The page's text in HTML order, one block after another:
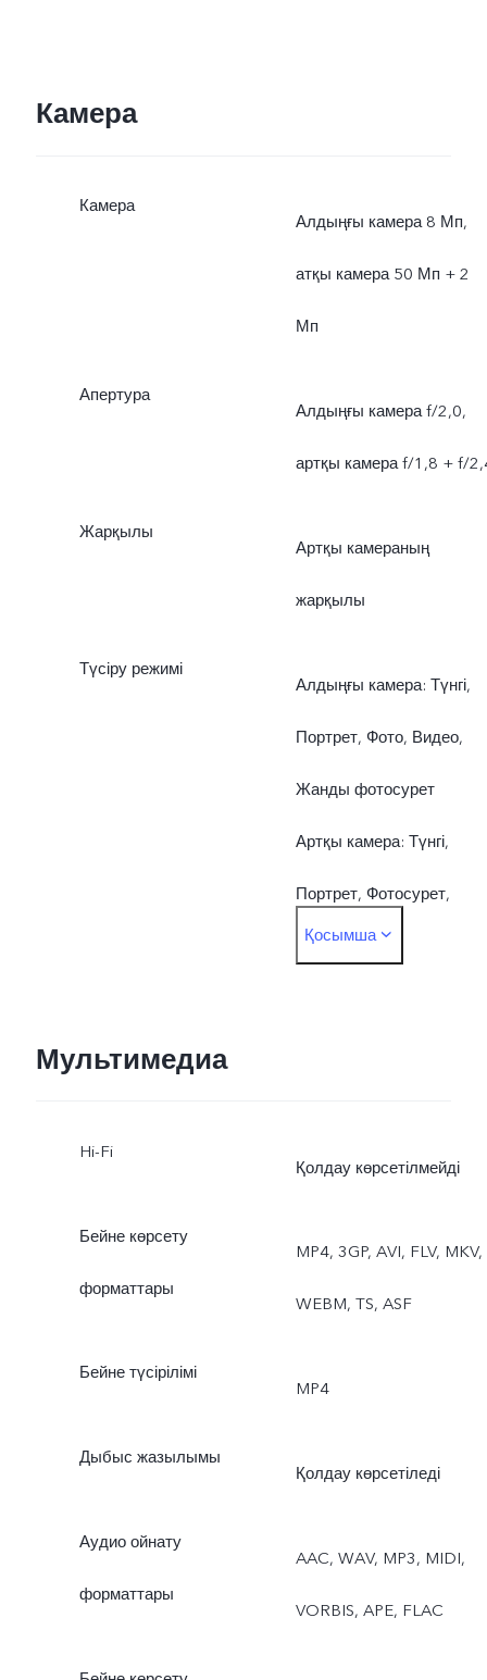
Камера
Камера
Алдыңғы камера 8 Мп,
атқы камера 50 Мп + 2
Мп
Апертура
Алдыңғы камера f/2,0,
артқы камера f/1,8 + f/
Жарқылы
Артқы камераның
жарқылы
Түсіру режимі
Алдыңғы камера: Түнгі,
Портрет, Фото, Видео,
Жанды фотосурет
Артқы камера: Түнгі,
Портрет, Фотосурет,
Видео, Жоғары
Қосымша
Мультимедиа
Hi-Fi
Қолдау көрсетілмейді
Бейне көрсету
форматтары
MP4, 3GP, AVI, FLV, MKV,
WEBM, TS, ASF
Бейне түсірілімі
MP4
Дыбыс жазылымы
Қолдау көрсетіледі
Аудио ойнату
форматтары
AAC, WAV, MP3, MIDI,
VORBIS, APE, FLAC